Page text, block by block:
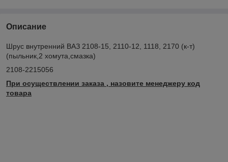
Описание
Шрус внутренний ВАЗ 2108-15, 2110-12, 1118, 2170 (к-т)
(пыльник,2 хомута,смазка)
2108-2215056
При осуществлении заказа , назовите менеджеру код
товара